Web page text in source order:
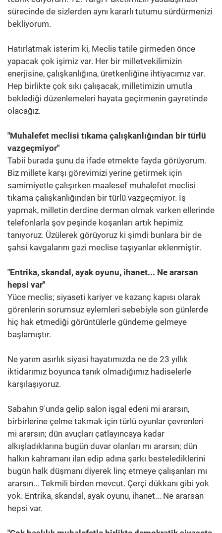
sürecinde de sizlerden aynı kararlı tutumu sürdürmenizi
bekliyorum.
Hatırlatmak isterim ki, Meclis tatile girmeden önce
yapacak çok işimiz var. Her bir milletvekilimizin
enerjisine, çalışkanlığına, üretkenliğine ihtiyacımız var.
Hep birlikte çok sıkı çalışacak, milletimizin umutla
beklediği düzenlemeleri hayata geçirmenin gayretinde
olacağız.
"Muhalefet meclisi tıkama çalışkanlığından bir türlü
vazgeçmiyor"
Tabii burada şunu da ifade etmekte fayda görüyorum.
Biz millete karşı görevimizi yerine getirmek için
samimiyetle çalışırken maalesef muhalefet meclisi
tıkama çalışkanlığından bir türlü vazgeçmiyor. İş
yapmak, milletin derdine derman olmak varken ellerinde
telefonlarla şov peşinde koşanları artık hepimiz
tanıyoruz. Üzülerek görüyoruz ki şimdi bunlara bir de
şahsi kavgalarını gazi meclise taşıyanlar eklenmiştir.
"Entrika, skandal, ayak oyunu, ihanet... Ne ararsan
hepsi var"
Yüce meclis; siyaseti kariyer ve kazanç kapısı olarak
görenlerin sorumsuz eylemleri sebebiyle son günlerde
hiç hak etmediği görüntülerle gündeme gelmeye
başlamıştır.
Ne yarım asırlık siyasi hayatımızda ne de 23 yıllık
iktidarımız boyunca tanık olmadığımız hadiselerle
karşılaşıyoruz.
Sabahın 9'unda gelip salon işgal edeni mi ararsın,
birbirlerine çelme takmak için türlü oyunlar çevrenleri
mi ararsın; dün avuçları çatlayıncaya kadar
alkışladıklarına bugün duvar olanları mı ararsın; dün
halkın kahramanı ilan edip adına şarkı bestelediklerini
bugün halk düşmanı diyerek linç etmeye çalışanları mı
ararsın... Tekmili birden mevcut. Çerçi dükkanı gibi yok
yok. Entrika, skandal, ayak oyunu, ihanet... Ne ararsan
hepsi var.